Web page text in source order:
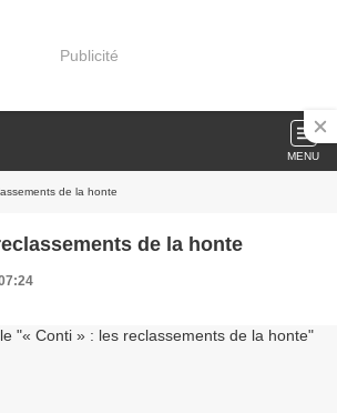
Publicité
MENU
de la honte
de la honte